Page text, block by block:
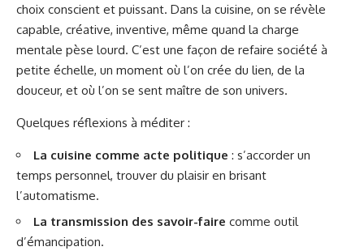
choix conscient et puissant. Dans la cuisine, on se révèle
capable, créative, inventive, même quand la charge
mentale pèse lourd. C’est une façon de refaire société à
petite échelle, un moment où l’on crée du lien, de la
douceur, et où l’on se sent maître de son univers.
Quelques réflexions à méditer :
La cuisine comme acte politique : s’accorder un
temps personnel, trouver du plaisir en brisant
l’automatisme.
La transmission des savoir-faire comme outil
d’émancipation.